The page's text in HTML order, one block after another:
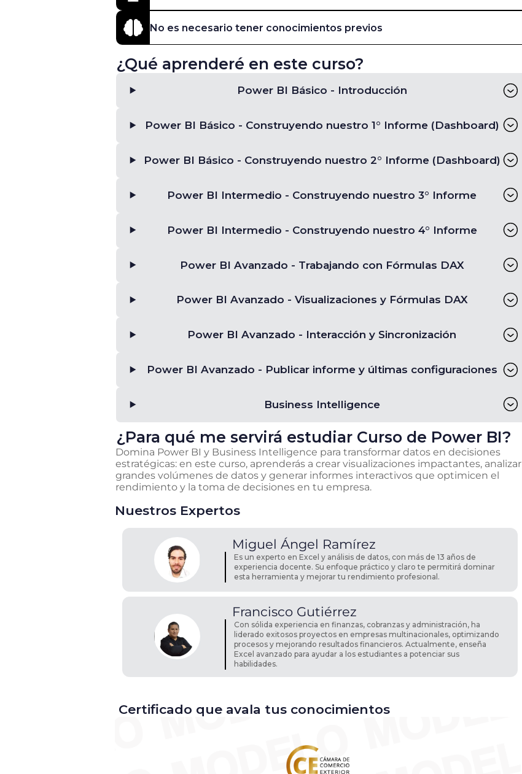
No es necesario tener conocimientos previos
¿Qué aprenderé en este curso?
Power BI Básico - Introducción
Power BI Básico - Construyendo nuestro 1° Informe (Dashboard)
Power BI Básico - Construyendo nuestro 2° Informe (Dashboard)
Power BI Intermedio - Construyendo nuestro 3° Informe
Power BI Intermedio - Construyendo nuestro 4° Informe
Power BI Avanzado - Trabajando con Fórmulas DAX
Power BI Avanzado - Visualizaciones y Fórmulas DAX
Power BI Avanzado - Interacción y Sincronización
Power BI Avanzado - Publicar informe y últimas configuraciones
Business Intelligence
¿Para qué me servirá estudiar Curso de Power BI?
Domina Power BI y Business Intelligence para transformar datos en decisiones
estratégicas: en este curso, aprenderás a crear visualizaciones impactantes, analizar
grandes volúmenes de datos y generar informes interactivos que optimicen el
rendimiento y la toma de decisiones en tu empresa.
Nuestros Expertos
Miguel Ángel Ramírez
Es un experto en Excel y análisis de datos, con más de 13 años de
experiencia docente. Su enfoque práctico y claro te permitirá dominar
esta herramienta y mejorar tu rendimiento profesional.
Francisco Gutiérrez
Con sólida experiencia en finanzas, cobranzas y administración, ha
liderado exitosos proyectos en empresas multinacionales, optimizando
procesos y mejorando resultados financieros. Actualmente, enseña
Excel avanzado para ayudar a los estudiantes a potenciar sus
habilidades.
Certificado que avala tus conocimientos